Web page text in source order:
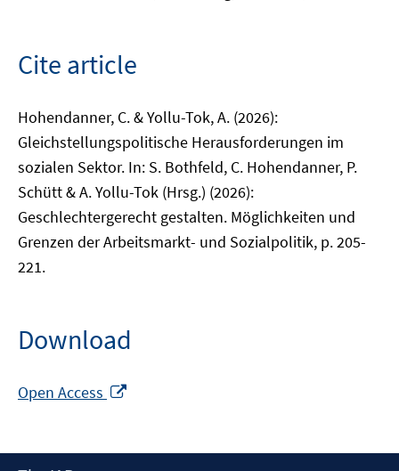
Cite article
Hohendanner, C. & Yollu-Tok, A. (2026):
Gleichstellungspolitische Herausforderungen im
sozialen Sektor. In: S. Bothfeld, C. Hohendanner, P.
Schütt & A. Yollu-Tok (Hrsg.) (2026):
Geschlechtergerecht gestalten. Möglichkeiten und
Grenzen der Arbeitsmarkt- und Sozialpolitik, p. 205-
221.
Download
Open Access
new